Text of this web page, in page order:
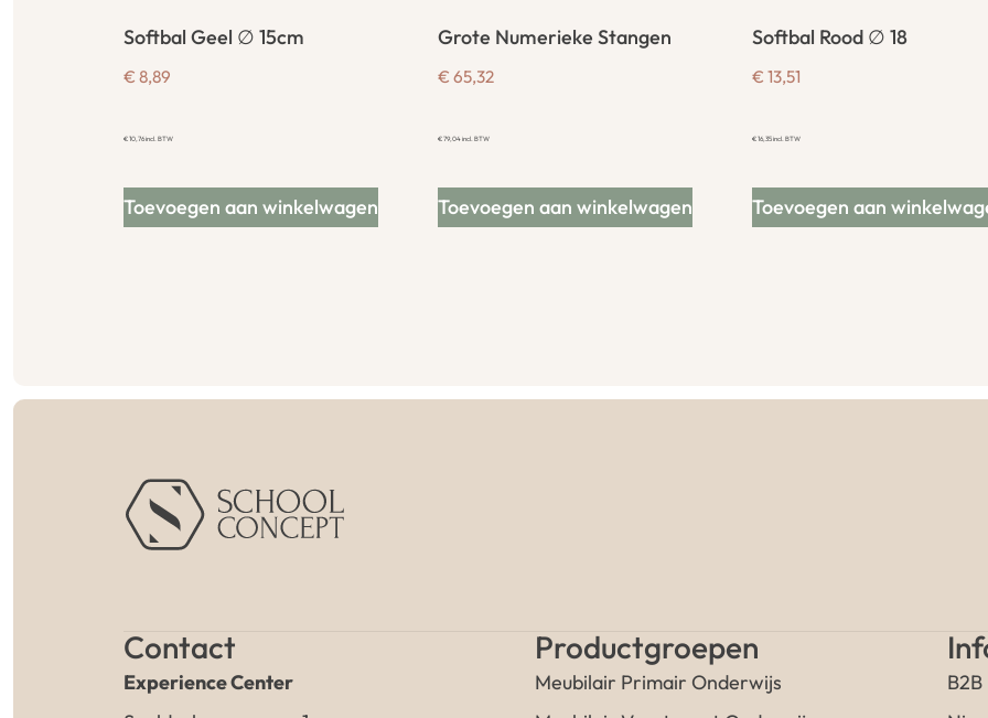
Softbal Geel ∅ 15cm
€ 8,89
€10,76incl. BTW
Toevoegen aan winkelwagen
Grote Numerieke Stangen
€ 65,32
€79,04incl. BTW
Toevoegen aan winkelwagen
Softbal Rood ∅ 18
€ 13,51
€16,35incl. BTW
Toevoegen aan
Contact
Experience Center
Productgroepen
Meubilair Primair Onderwijs
B2B